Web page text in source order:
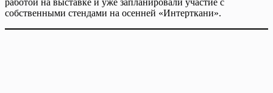
собственными стендами на осенней «Интерткани».